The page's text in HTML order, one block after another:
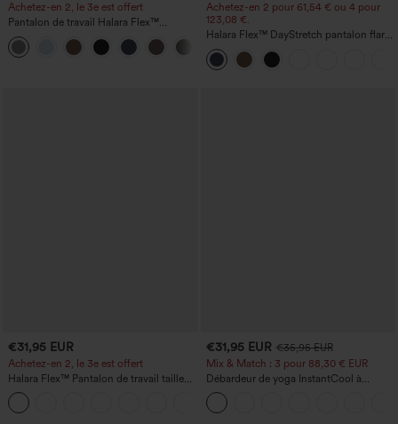
Achetez-en 2, le 3e est offert
Pantalon de travail Halara Flex™
DayStretch à taille haute, avec poches et
coupe droite
Achetez-en 2 pour 61,54 € ou 4 pour
123,08 €.
Halara Flex™ DayStretch pantalon flare
de travail, taille mi-haute, poche latérale
zippée
€31,95 EUR
Achetez-en 2, le 3e est offert
Halara Flex™ Pantalon de travail taille
haute avec poche latérale arrière et
légère coupe évasée
€31,95 EUR €35,95 EUR
Mix & Match : 3 pour 88,30 € EUR
Débardeur de yoga InstantCool à
encolure en U et ourlet arrondi –
UPF50+